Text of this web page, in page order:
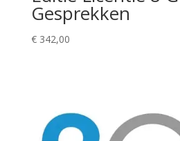
Gesprekken
€342,00